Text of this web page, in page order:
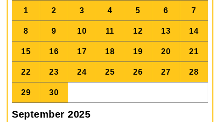
September 2025
1 2 3 4 5 6 7
8 9 10 11 12 13 14
15 16 17 18 19 20 21
22 23 24 25 26 27 28
29 30